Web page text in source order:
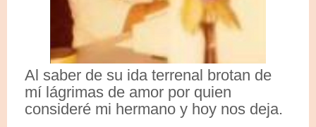
Al saber de su ida terrenal brotan de
mí lágrimas de amor por quien
consideré mi hermano y hoy nos deja.